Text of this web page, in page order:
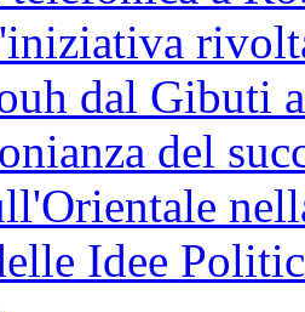
dal Gibuti
del
Idee